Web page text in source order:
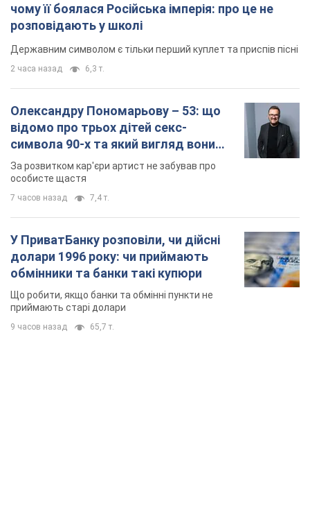
чому її боялася Російська імперія: про це не
розповідають у школі
Державним символом є тільки перший куплет та приспів пісні
2 часа назад 6,3 т.
Олександру Пономарьову – 53: що
відомо про трьох дітей секс-
символа 90-х та який вигляд вони
мають
За розвитком кар'єри артист не забував про
особисте щастя
7 часов назад 7,4 т.
У ПриватБанку розповіли, чи дійсні
долари 1996 року: чи приймають
обмінники та банки такі купюри
Що робити, якщо банки та обмінні пункти не
приймають старі долари
9 часов назад 65,7 т.